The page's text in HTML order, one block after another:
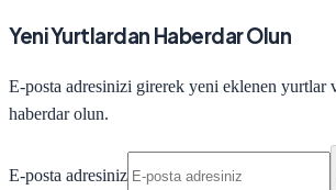
Yeni Yurtlardan Haberdar Olun
E-posta adresinizi girerek yeni eklenen yurtlar
haberdar olun.
E-posta adresiniz